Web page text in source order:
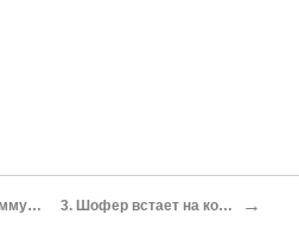
1. Коммунизм — убийца коммунизма 3. Шофер встает на колени →